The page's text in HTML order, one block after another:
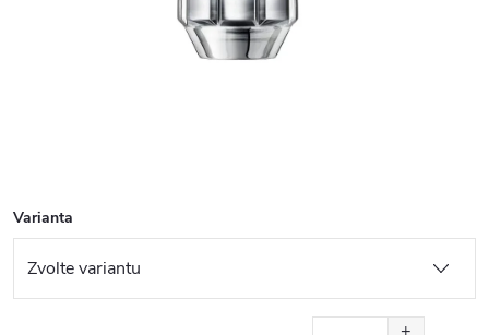
Varianta